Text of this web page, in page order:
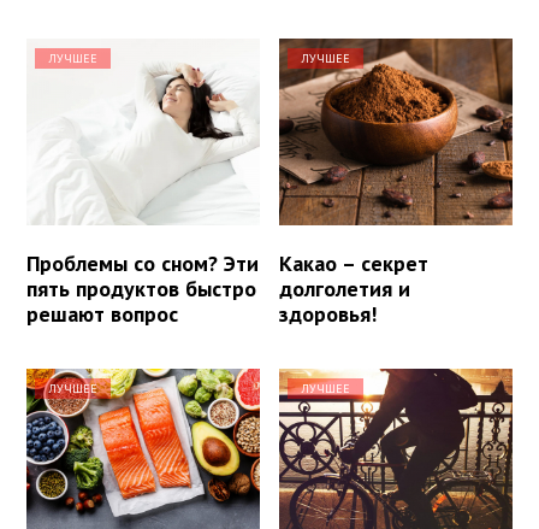
ЛУЧШЕЕ
Проблемы со сном? Эти
пять продуктов быстро
решают вопрос
ЛУЧШЕЕ
Какао – секрет
долголетия и
здоровья!
ЛУЧШЕЕ ЛУЧШЕЕ